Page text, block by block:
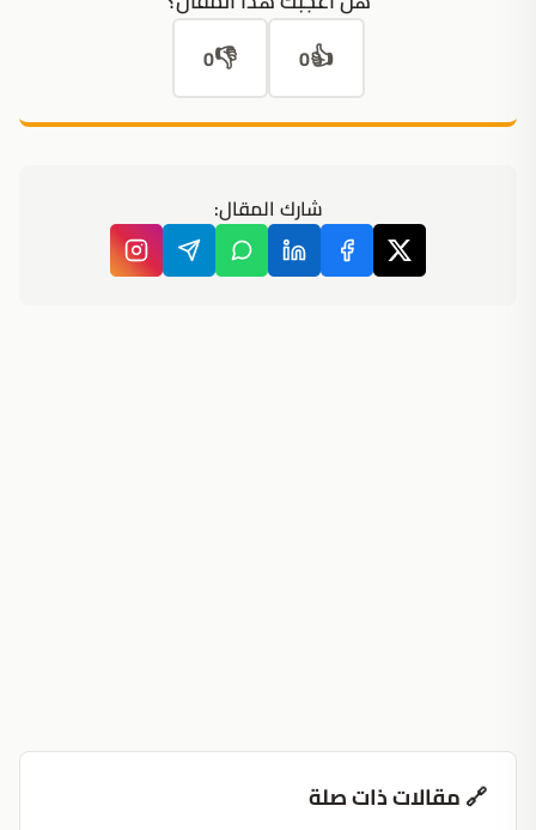
👍
0
👎
0
شارك المقال:
🔗 مقالات ذات صلة